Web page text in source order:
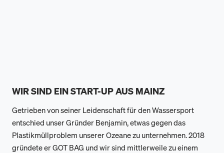
WIR SIND EIN START-UP AUS MAINZ
Getrieben von seiner Leidenschaft für den Wassersport
entschied unser Gründer Benjamin, etwas gegen das
Plastikmüllproblem unserer Ozeane zu unternehmen. 2018
gründete er GOT BAG und wir sind mittlerweile zu einem